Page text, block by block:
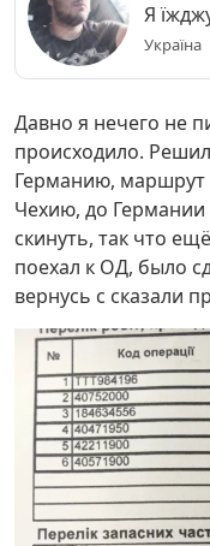
Я
Україна
Давно я нечего не
происходило.
Германию,
Чехию, до
скинуть, так что
поехал к ОД, было
вернусь с сказали